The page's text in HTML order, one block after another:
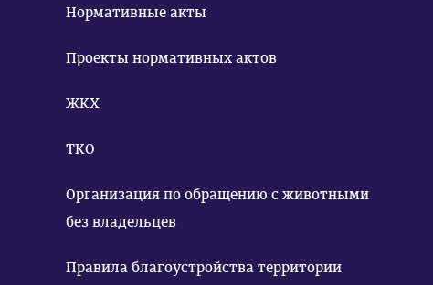
Нормативные акты
Проекты нормативных актов
ЖКХ
ТКО
Организация по обращению с животными
без владельцев
Правила благоустройства территории